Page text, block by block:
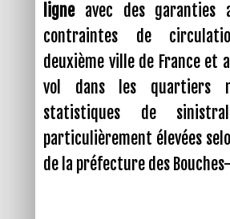
ligneavec des garanties
contraintes de
deuxième ville de France et
vol dans les quartiers
statistiques de
particulièrement élevées
de la préfecture des